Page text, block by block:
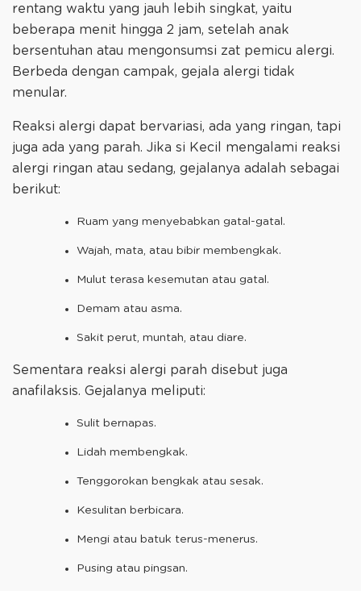
rentang waktu yang jauh lebih singkat, yaitu
beberapa menit hingga 2 jam, setelah anak
bersentuhan atau mengonsumsi zat pemicu alergi.
Berbeda dengan campak, gejala alergi tidak
menular.
Reaksi alergi dapat bervariasi, ada yang ringan, tapi
juga ada yang parah. Jika si Kecil mengalami reaksi
alergi ringan atau sedang, gejalanya adalah sebagai
berikut:
Ruam yang menyebabkan gatal-gatal.
Wajah, mata, atau bibir membengkak.
Mulut terasa kesemutan atau gatal.
Demam atau asma.
Sakit perut, muntah, atau diare.
Sementara reaksi alergi parah disebut juga
anafilaksis. Gejalanya meliputi:
Sulit bernapas.
Lidah membengkak.
Tenggorokan bengkak atau sesak.
Kesulitan berbicara.
Mengi atau batuk terus-menerus.
Pusing atau pingsan.